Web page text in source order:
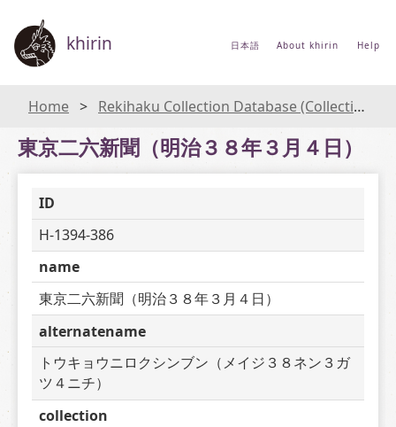
khirin 日本語 About khirin Help
Home Rekihaku Collection Database (Collections Database of the National Museum of Japanese History)
東京二六新聞（明治３８年３月４日）
ID
H-1394-386
name
東京二六新聞（明治３８年３月４日）
alternatename
トウキョウニロクシンブン（メイジ３８ネン３ガ
ツ４ニチ）
collection